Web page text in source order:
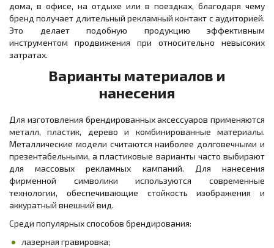
дома, в офисе, на отдыхе или в поездках, благодаря чему
бренд получает длительный рекламный контакт с аудиторией.
Это делает подобную продукцию эффективным
инструментом продвижения при относительно невысоких
затратах.
Варианты материалов и
нанесения
Для изготовления брендированных аксессуаров применяются
металл, пластик, дерево и комбинированные материалы.
Металлические модели считаются наиболее долговечными и
презентабельными, а пластиковые варианты часто выбирают
для массовых рекламных кампаний. Для нанесения
фирменной символики используются современные
технологии, обеспечивающие стойкость изображения и
аккуратный внешний вид.
Среди популярных способов брендирования:
лазерная гравировка;